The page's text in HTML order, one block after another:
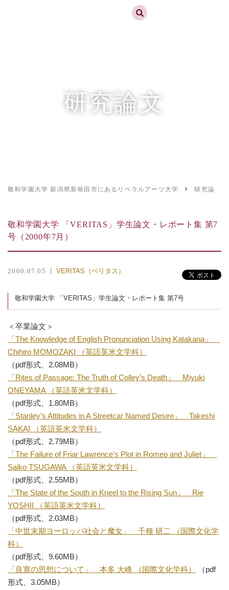
研究論文
敬和学園大学 新潟県新発田市にあるリベラルアーツ大学 研究論文
敬和学園大学 「VERITAS」学生論文・レポート集 第7
号（2000年7月）
2000.07.05 VERITAS（ベリタス）
敬和学園大学 「VERITAS」学生論文・レポート集 第7号
＜卒業論文＞
「The Knowledge of English Pronunciation Using Katakana」
Chihiro MOMOZAKI （英語英米文学科）
（pdf形式、2.08MB）
「Rites of Passage: The Truth of Colley’s Death」 Miyuki
ONEYAMA （英語英米文学科）
（pdf形式、1.80MB）
「Stanley’s Attitudes in A Streetcar Named Desire」 Takeshi
SAKAI （英語英米文学科）
（pdf形式、2.79MB）
「The Failure of Friar Lawrence’s Plot in Romeo and Juliet」
Saiko TSUGAWA （英語英米文学科）
（pdf形式、2.55MB）
「The State of the South in Kneel to the Rising Sun」 Rie
YOSHII （英語英米文学科）
（pdf形式、2.03MB）
「中世末期ヨーロッパ社会と魔女」 千種 研二 （国際文化学
科）
（pdf形式、9.60MB）
「良寛の思想について」 本多 大峰 （国際文化学科）
（pdf
形式、3.05MB）